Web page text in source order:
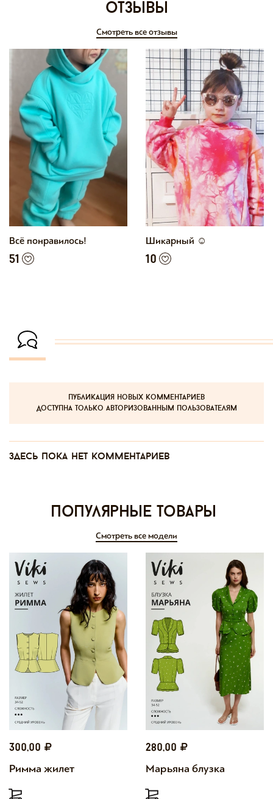
отзывы
Смотреть все отзывы
Всё понравилось!
51
Шикарный ☺
10
публикация новых комментариев
доступна только авторизованным пользователям
Здесь пока нет комментариев
Популярные товары
Смотреть все модели
300,00
Римма жилет
280,00
Марьяна блузка